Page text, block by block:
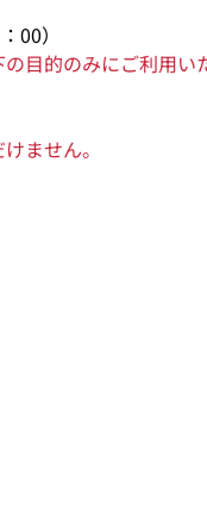
00）
目的のみにご利用い
ません。